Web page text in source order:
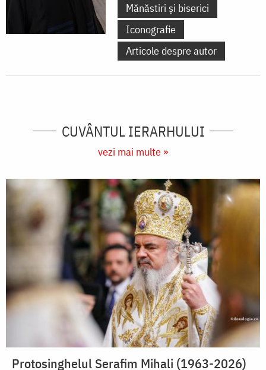
Mănăstiri și biserici
Iconografie
Articole despre autor
CUVÂNTUL IERARHULUI
vezi mai multe »
Protosinghelul Serafim Mihali (1963-2026)